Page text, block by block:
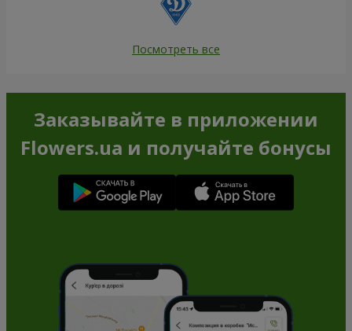
Посмотреть все
Заказывайте в приложении
Flowers.ua и получайте бонусы